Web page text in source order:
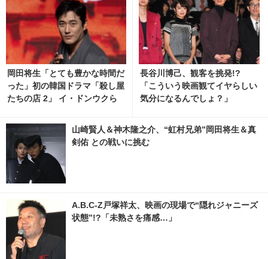
岡田将生「とても豊かな時間だ
った」初の韓国ドラマ「殺し屋
たちの店 2」 イ・ドンウクら
真・画像 | cinemacafe.net
長谷川博己、観客を挑発!?
「こういう映画観てイヤらしい
気分になるんでしょ？」
山崎賢人＆神木隆之介、“虹村兄弟”岡田将生＆真
剣佑 との戦いに挑む
A.B.C-Z戸塚祥太、映画の現場で“隠れジャニーズ
状態”!?「未熟さを痛感…」